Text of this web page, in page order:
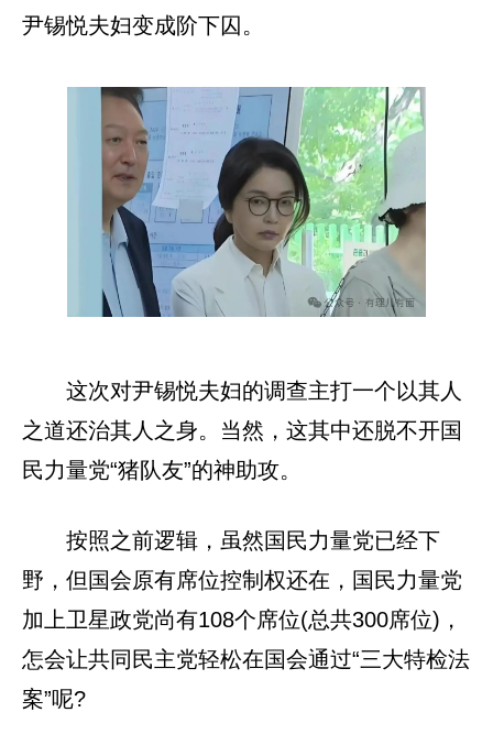
尹锡悦夫妇变成阶下囚。
这次对尹锡悦夫妇的调查主打一个以其人
之道还治其人之身。当然，这其中还脱不开国
民力量党“猪队友”的神助攻。
按照之前逻辑，虽然国民力量党已经下
野，但国会原有席位控制权还在，国民力量党
加上卫星政党尚有108个席位(总共300席位)，
怎会让共同民主党轻松在国会通过“三大特检法
案”呢?